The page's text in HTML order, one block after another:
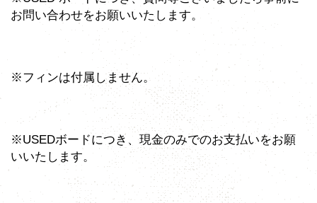
お問い合わせをお願いいたします。
※フィンは付属しません。
※USEDボードにつき、現金のみでのお支払いをお願
いいたします。